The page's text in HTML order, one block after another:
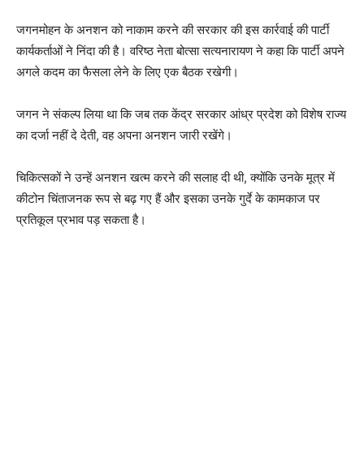
जगनमोहन के अनशन को नाकाम करने की सरकार की इस कार्रवाई की पार्टी
कार्यकर्ताओं ने निंदा की है। वरिष्ठ नेता बोत्सा सत्यनारायण ने कहा कि पार्टी अपने
अगले कदम का फैसला लेने के लिए एक बैठक रखेगी।
जगन ने संकल्प लिया था कि जब तक केंद्र सरकार आंध्र प्रदेश को विशेष राज्य
का दर्जा नहीं दे देती, वह अपना अनशन जारी रखेंगे।
चिकित्सकों ने उन्हें अनशन खत्म करने की सलाह दी थी, क्योंकि उनके मूत्र में
कीटोन चिंताजनक रूप से बढ़ गए हैं और इसका उनके गुर्दे के कामकाज पर
प्रतिकूल प्रभाव पड़ सकता है।